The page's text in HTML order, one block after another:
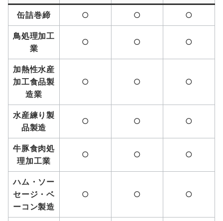
缶詰巻締 ○ ○ ○
鳥処理加工
業
○ ○ ○
加熱性水産
加工食品製
造業
○ ○ ○
水産練り製
品製造
○ ○ ○
牛豚食肉処
理加工業
○ ○ ○
ハム・ソー
セージ・ベ
ーコン製造
○ ○ ○